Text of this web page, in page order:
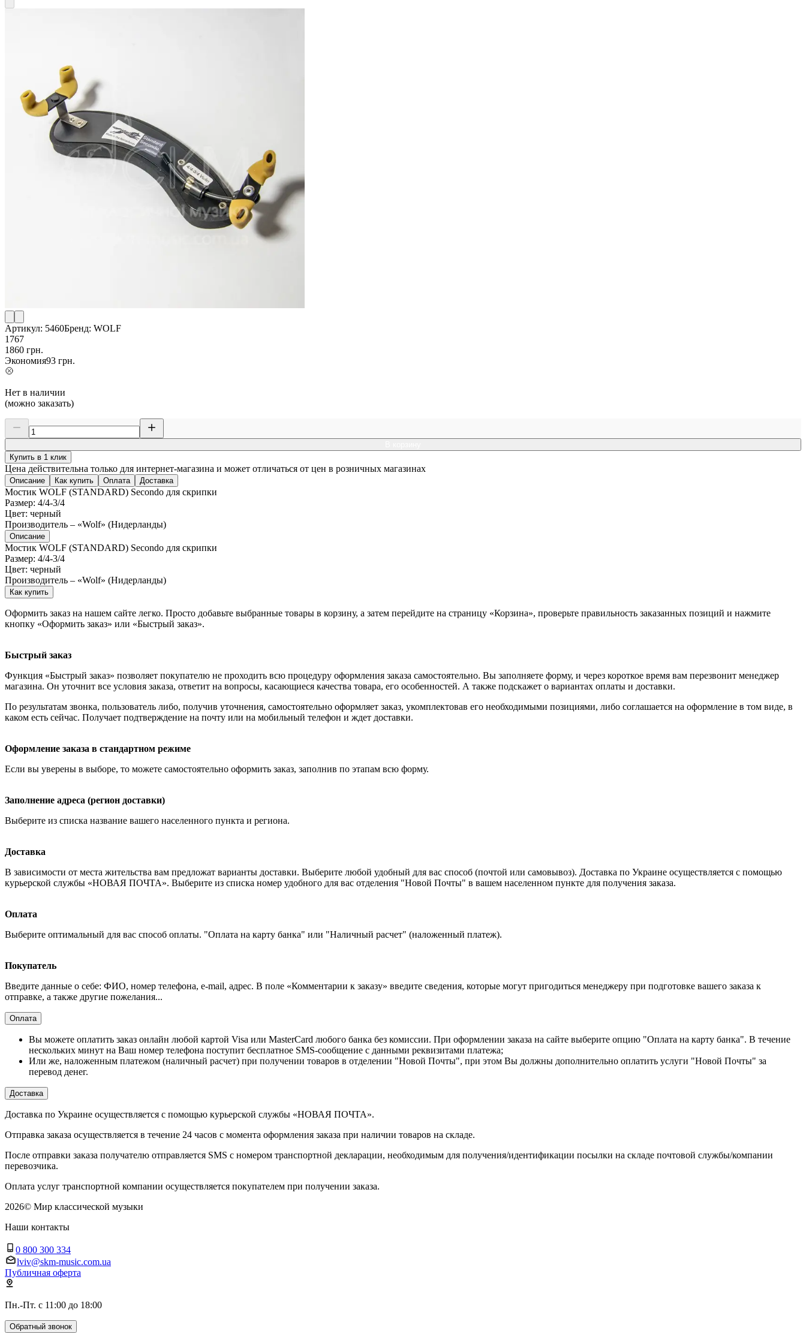
Артикул: 5460Бренд: WOLF
1767
1860 грн.
Экономия93 грн.
Нет в наличии
(можно заказать)
Купить в 1 клик
Цена действительна только для интернет-магазина и может отличаться от цен в розничных магазинах
Описание Как купить Оплата Доставка
Мостик WOLF (STANDARD) Secondo для скрипки
Размер: 4/4-3/4
Цвет: черный
Производитель – «Wolf» (Нидерланды)
Описание
Мостик WOLF (STANDARD) Secondo для скрипки
Размер: 4/4-3/4
Цвет: черный
Производитель – «Wolf» (Нидерланды)
Как купить
Оформить заказ на нашем сайте легко. Просто добавьте выбранные товары в корзину, а затем перейдите на страницу «Корзина», проверьте правильность заказанных позиций и нажмите
кнопку «Оформить заказ» или «Быстрый заказ».
Быстрый заказ
Функция «Быстрый заказ» позволяет покупателю не проходить всю процедуру оформления заказа самостоятельно. Вы заполняете форму, и через короткое время вам перезвонит менеджер
магазина. Он уточнит все условия заказа, ответит на вопросы, касающиеся качества товара, его особенностей. А также подскажет о вариантах оплаты и доставки.
По результатам звонка, пользователь либо, получив уточнения, самостоятельно оформляет заказ, укомплектовав его необходимыми позициями, либо соглашается на оформление в том виде, в
каком есть сейчас. Получает подтверждение на почту или на мобильный телефон и ждет доставки.
Оформление заказа в стандартном режиме
Если вы уверены в выборе, то можете самостоятельно оформить заказ, заполнив по этапам всю форму.
Заполнение адреса (регион доставки)
Выберите из списка название вашего населенного пункта и региона.
Доставка
В зависимости от места жительства вам предложат варианты доставки. Выберите любой удобный для вас способ (почтой или самовывоз). Доставка по Украине осуществляется с помощью
курьерской службы «НОВАЯ ПОЧТА». Выберите из списка номер удобного для вас отделения "Новой Почты" в вашем населенном пункте для получения заказа.
Оплата
Выберите оптимальный для вас способ оплаты. "Оплата на карту банка" или "Наличный расчет" (наложенный платеж).
Покупатель
Введите данные о себе: ФИО, номер телефона, e-mail, адрес. В поле «Комментарии к заказу» введите сведения, которые могут пригодиться менеджеру при подготовке вашего заказа к
отправке, а также другие пожелания...
Оплата
Вы можете оплатить заказ онлайн любой картой Visa или MasterCard любого банка без комиссии. При оформлении заказа на сайте выберите опцию "Оплата на карту банка". В течение
нескольких минут на Ваш номер телефона поступит бесплатное SMS-сообщение с данными реквизитами платежа;
Или же, наложенным платежом (наличный расчет) при получении товаров в отделении "Новой Почты", при этом Вы должны дополнительно оплатить услуги "Новой Почты" за
перевод денег.
Доставка
Доставка по Украине осуществляется с помощью курьерской службы «НОВАЯ ПОЧТА».
Отправка заказа осуществляется в течение 24 часов с момента оформления заказа при наличии товаров на складе.
После отправки заказа получателю отправляется SMS с номером транспортной декларации, необходимым для получения/идентификации посылки на складе почтовой службы/компании
перевозчика.
Оплата услуг транспортной компании осуществляется покупателем при получении заказа.
2026© Мир классической музыки
Наши контакты
0 800 300 334
lviv@skm-music.com.ua
Публичная оферта
Пн.-Пт. с 11:00 до 18:00
Обратный звонок